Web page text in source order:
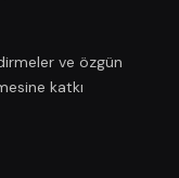
ve özgün
katkı